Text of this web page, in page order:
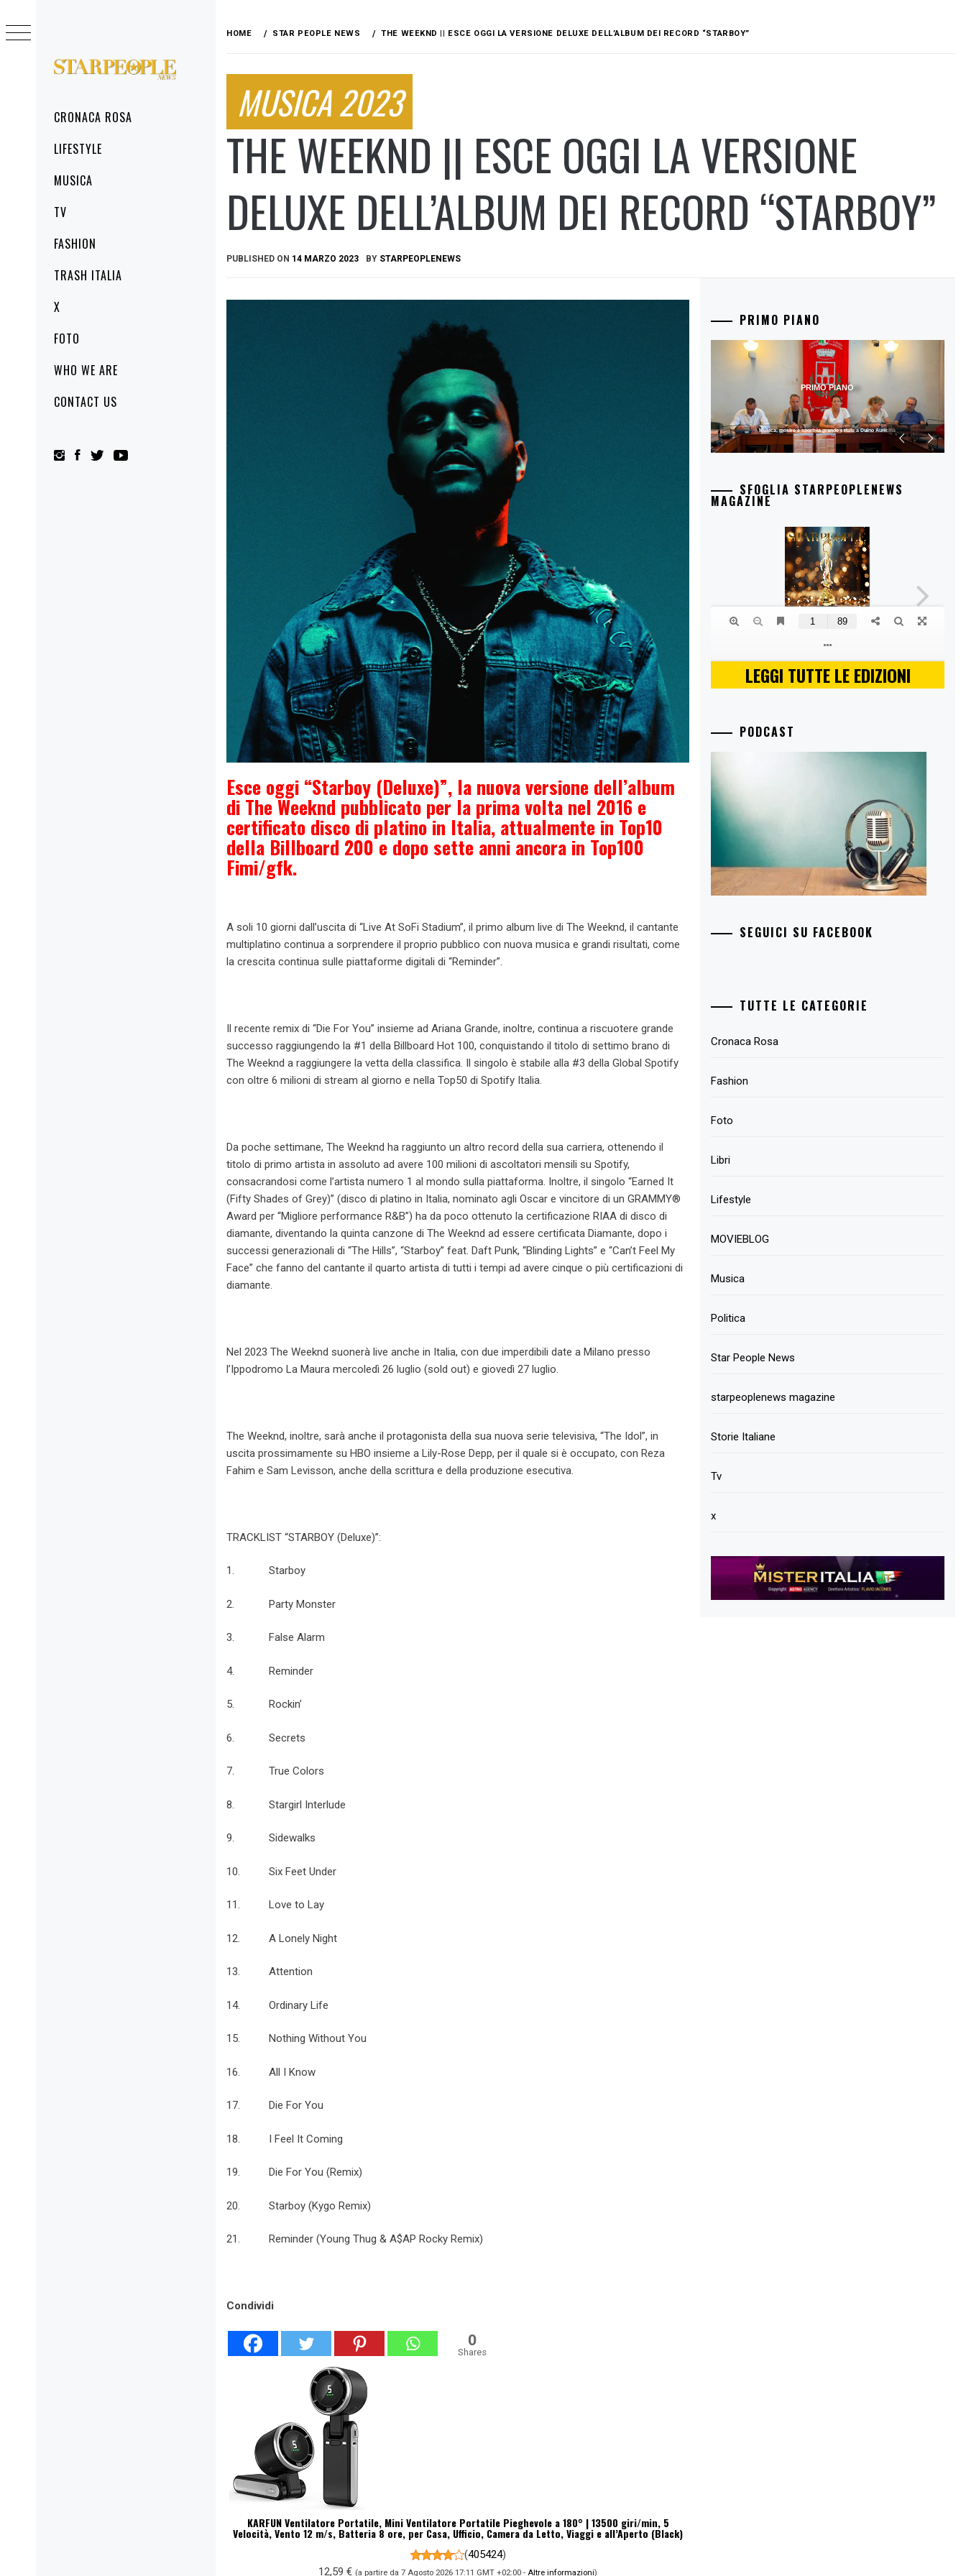
STARPEOPLENEWS
MenuCRONACA ROSA
LIFESTYLE
MUSICA
TV
FASHION
TRASH ITALIA
X
FOTO
WHO WE ARE
CONTACT US
to
content
HOME STAR PEOPLE NEWS THE WEEKND || ESCE OGGI LA VERSIONE DELUXE DELL’ALBUM DEI RECORD “STARBOY”
MUSICA 2023
THE WEEKND || ESCE OGGI LA VERSIONE
DELUXE DELL’ALBUM DEI RECORD “STARBOY”
PUBLISHED ON 14 MARZO 2023 BY STARPEOPLENEWS
Esce oggi “Starboy (Deluxe)”, la nuova versione dell’album
di The Weeknd pubblicato per la prima volta nel 2016 e
certificato disco di platino in Italia, attualmente in Top10
della Billboard 200 e dopo sette anni ancora in Top100
Fimi/gfk.
A soli 10 giorni dall’uscita di “Live At SoFi Stadium”, il primo album live di The Weeknd, il cantante
multiplatino continua a sorprendere il proprio pubblico con nuova musica e grandi risultati, come
la crescita continua sulle piattaforme digitali di “Reminder”.
Il recente remix di “Die For You” insieme ad Ariana Grande, inoltre, continua a riscuotere grande
successo raggiungendo la #1 della Billboard Hot 100, conquistando il titolo di settimo brano di
The Weeknd a raggiungere la vetta della classifica. Il singolo è stabile alla #3 della Global Spotify
con oltre 6 milioni di stream al giorno e nella Top50 di Spotify Italia.
Da poche settimane, The Weeknd ha raggiunto un altro record della sua carriera, ottenendo il
titolo di primo artista in assoluto ad avere 100 milioni di ascoltatori mensili su Spotify,
consacrandosi come l’artista numero 1 al mondo sulla piattaforma. Inoltre, il singolo “Earned It
(Fifty Shades of Grey)” (disco di platino in Italia, nominato agli Oscar e vincitore di un GRAMMY®
Award per “Migliore performance R&B”) ha da poco ottenuto la certificazione RIAA di disco di
diamante, diventando la quinta canzone di The Weeknd ad essere certificata Diamante, dopo i
successi generazionali di “The Hills”, “Starboy” feat. Daft Punk, “Blinding Lights” e “Can’t Feel My
Face” che fanno del cantante il quarto artista di tutti i tempi ad avere cinque o più certificazioni di
diamante.
Nel 2023 The Weeknd suonerà live anche in Italia, con due imperdibili date a Milano presso
l’Ippodromo La Maura mercoledì 26 luglio (sold out) e giovedì 27 luglio.
The Weeknd, inoltre, sarà anche il protagonista della sua nuova serie televisiva, “The Idol”, in
uscita prossimamente su HBO insieme a Lily-Rose Depp, per il quale si è occupato, con Reza
Fahim e Sam Levisson, anche della scrittura e della produzione esecutiva.
TRACKLIST “STARBOY (Deluxe)”:
1. Starboy
2. Party Monster
3. False Alarm
4. Reminder
5. Rockin’
6. Secrets
7. True Colors
8. Stargirl Interlude
9. Sidewalks
10. Six Feet Under
11. Love to Lay
12. A Lonely Night
13. Attention
14. Ordinary Life
15. Nothing Without You
16. All I Know
17. Die For You
18. I Feel It Coming
19. Die For You (Remix)
20. Starboy (Kygo Remix)
21. Reminder (Young Thug & A$AP Rocky Remix)
Condividi
0
Shares
KARFUN Ventilatore Portatile, Mini Ventilatore Portatile Pieghevole a 180° | 13500 giri/min, 5
Velocità, Vento 12 m/s, Batteria 8 ore, per Casa, Ufficio, Camera da Letto, Viaggi e all’Aperto (Black)
(405424)
12,59 € (a partire da 7 Agosto 2026 17:11 GMT +02:00 -Altre informazioni)
PRIMO PIANO
Musica, mostre e sport: la grande estate a Duino Aurisina
PRIMO PIANO
SFOGLIA STARPEOPLENEWS
MAGAZINE
LEGGI TUTTE LE EDIZIONI
PODCAST
SEGUICI SU FACEBOOK
TUTTE LE CATEGORIE
Cronaca Rosa
Fashion
Foto
Libri
Lifestyle
MOVIEBLOG
Musica
Politica
Star People News
starpeoplenews magazine
Storie Italiane
Tv
x